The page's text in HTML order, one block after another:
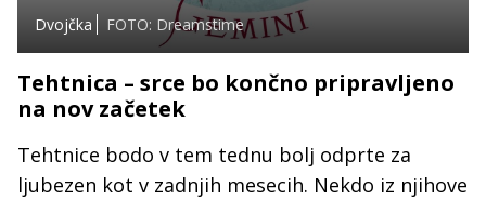
Dvojčka FOTO: Dreamstime
Tehtnica – srce bo končno pripravljeno
na nov začetek
Tehtnice bodo v tem tednu bolj odprte za
ljubezen kot v zadnjih mesecih. Nekdo iz njihove